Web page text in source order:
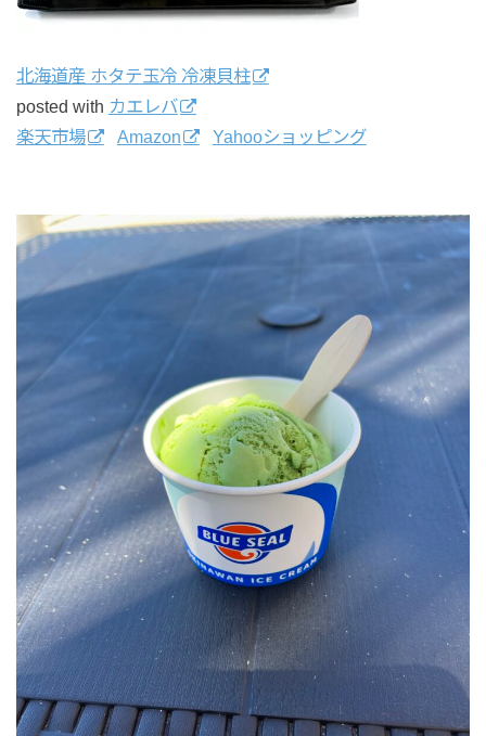
北海道産 ホタテ玉冷 冷凍貝柱
posted with カエレバ
楽天市場
Amazon Yahooショッピング